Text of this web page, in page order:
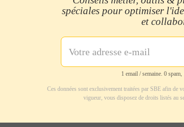
spéciales pour optimiser
et
1 email / semaine. 0
Ces données sont exclusivement traitées par SBE afin de
vigueur, vous disposez de droits listés au